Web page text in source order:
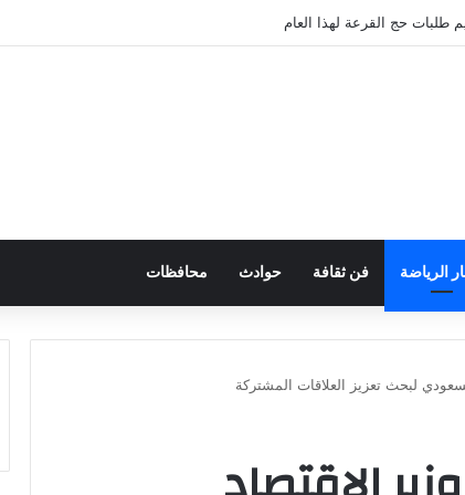
طلبات حج القرعة لهذا العام
الرياضة فن ثقافة حوادث محافظات
لبحث تعزيز العلاقات المشتركة